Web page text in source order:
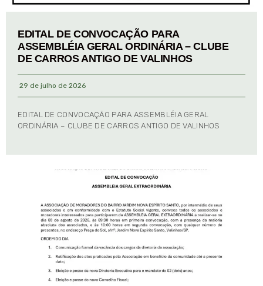
EDITAL DE CONVOCAÇÃO PARA
ASSEMBLÉIA GERAL ORDINÁRIA – CLUBE
DE CARROS ANTIGO DE VALINHOS
29 de julho de 2026
EDITAL DE CONVOCAÇÃO PARA ASSEMBLÉIA GERAL
ORDINÁRIA – CLUBE DE CARROS ANTIGO DE VALINHOS